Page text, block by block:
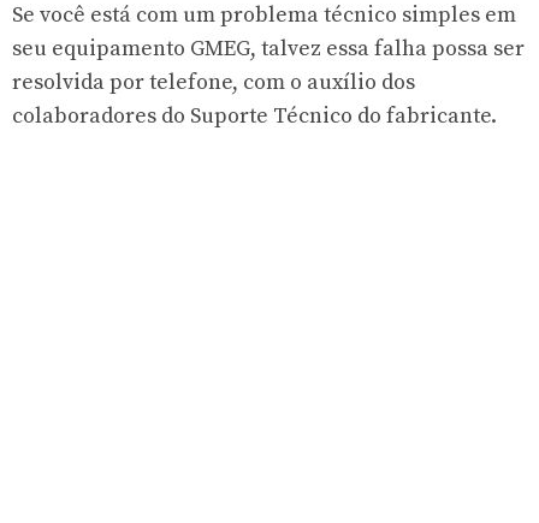
Se você está com um problema técnico simples em
seu equipamento GMEG, talvez essa falha possa ser
resolvida por telefone, com o auxílio dos
colaboradores do Suporte Técnico do fabricante.